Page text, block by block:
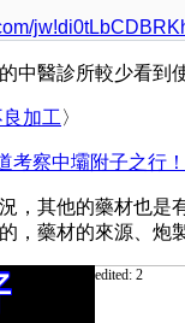
中醫診所較少看到
加工〉
考察中壩附子之行！
，其他的藥材也
，藥材的來源、炮
edited: 2